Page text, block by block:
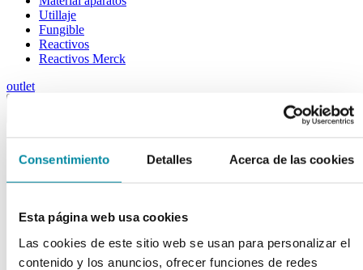
Consentimiento Detalles Acerca de las cookies
Esta página web usa cookies
Las cookies de este sitio web se usan para personalizar el
contenido y los anuncios, ofrecer funciones de redes
Utillaje
Fungible
Reactivos
Reactivos Merck
outlet
PIPETA 2ml 1/10
arrow_back